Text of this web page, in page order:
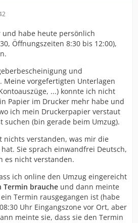
und habe heute persönlich
Öffnungszeiten 8:30 bis 12:00),
und
Meine vorgefertigten Unterlagen
...) konnte ich nicht
Papier im Drucker mehr habe und
ich mein Druckerpapier verstaut
suchen (bin gerade beim Umzug).
nichts verstanden, was mir die
Sie sprach einwandfrei Deutsch,
es nicht verstanden.
ich online den Umzug eingereicht
Termin brauche und dann meinte
Termin rausgegangen ist (habe
Uhr Eingangszone vor Ort, aber
meinte sie, dass sie den Termin